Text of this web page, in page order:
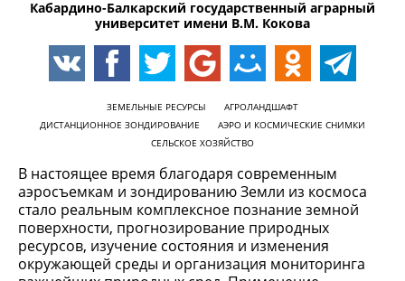
Кабардино-Балкарский государственный аграрный
университет имени В.М. Кокова
ЗЕМЕЛЬНЫЕ РЕСУРСЫ
АГРОЛАНДШАФТ
ДИСТАНЦИОННОЕ ЗОНДИРОВАНИЕ
АЭРО И КОСМИЧЕСКИЕ СНИМКИ
СЕЛЬСКОЕ ХОЗЯЙСТВО
В настоящее время благодаря современным
аэросъемкам и зондированию Земли из космоса
стало реальным комплексное познание земной
поверхности, прогнозирование природных
ресурсов, изучение состояния и изменения
окружающей среды и организация мониторинга